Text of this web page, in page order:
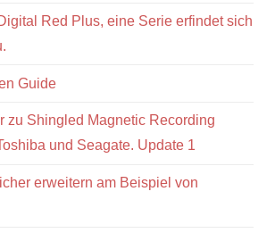
Red Plus, eine Serie erfindet sich
Guide
zu Shingled Magnetic Recording
und Seagate. Update 1
erweitern am Beispiel von